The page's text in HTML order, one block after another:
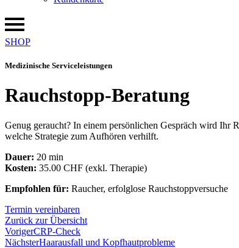
SHOP
Medizinische Serviceleistungen
Rauchstopp-Beratung
Genug geraucht? In einem persönlichen Gespräch wird Ihr
welche Strategie zum Aufhören verhilft.
Dauer: 20 min
Kosten: 35.00 CHF (exkl. Therapie)
Empfohlen für: Raucher, erfolglose Rauchstoppversuche
Termin vereinbaren
Zurück zur Übersicht
VorigerCRP-Check
NächsterHaarausfall und Kopfhautprobleme